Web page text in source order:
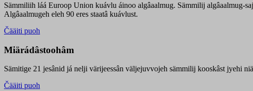
Sämmiliih láá Euroop Union kuávlu áinoo algâaalmug. Sämmilij algâaalmug-
Algâaalmugeh eleh 90 eres staatâ kuávlust.
Čääiti puoh
Miärádâstoohâm
Sämitige 21 jesânid já nelji värijeessân väljejuvvojeh sämmilij kooskâst jyehi
Čääiti puoh